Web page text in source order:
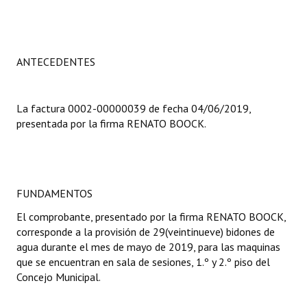
Constitución Nacional
Carta Orgánica 2007
DOCUMENTOS
Informes de Gestión
ANTECEDENTES
La factura 0002-00000039 de fecha 04/06/2019,
presentada por la firma RENATO BOOCK.
FUNDAMENTOS
El comprobante, presentado por la firma RENATO BOOCK,
corresponde a la provisión de 29(veintinueve) bidones de
agua durante el mes de mayo de 2019, para las maquinas
que se encuentran en sala de sesiones, 1.º y 2.º piso del
Concejo Municipal.